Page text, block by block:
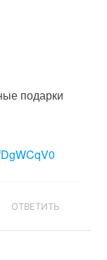
подарки
ОТВЕТИТЬ